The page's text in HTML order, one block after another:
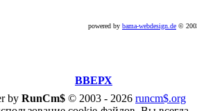
powered by bama-webdesign.de ©
ВВЕРХ
by RunCm$ © 2003 - 2026 runcm$.org